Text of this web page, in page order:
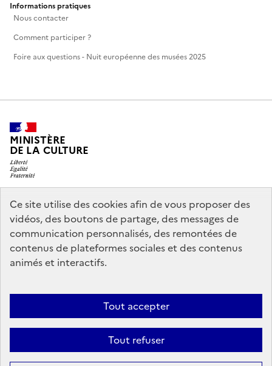
Ce site utilise des cookies afin de vous proposer des
vidéos, des boutons de partage, des messages de
communication personnalisés, des remontées de
contenus de plateformes sociales et des contenus
animés et interactifs.
Tout accepter
Tout refuser
Informations pratiques
Nous contacter
Comment participer ?
Foire aux questions - Nuit européenne des musées 2025
MINISTÈRE
DE LA CULTURE
legifrance.gouv.fr
info.gouv.fr
service-public.gouv.fr
data.gouv.fr
Crédits Accessibilité : partiellement conforme
Mentions légales
Politique d’utilisation des témoins de connexion (cookies)
générale de protection des données
Nous contacter